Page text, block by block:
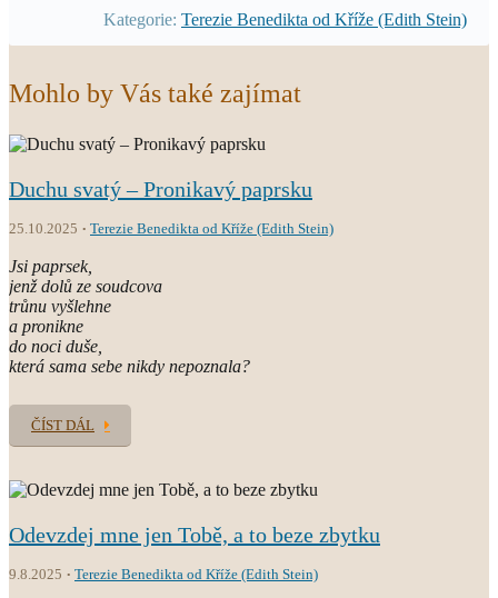
Kategorie: Terezie Benedikta od Kříže (Edith Stein)
Mohlo by Vás také zajímat
Duchu svatý – Pronikavý paprsku
25.10.2025 Terezie Benedikta od Kříže (Edith Stein)
Jsi paprsek,
jenž dolů ze soudcova
trůnu vyšlehne
a pronikne
do noci duše,
která sama sebe nikdy nepoznala?
ČÍST DÁL
Odevzdej mne jen Tobě, a to beze zbytku
9.8.2025 Terezie Benedikta od Kříže (Edith Stein)